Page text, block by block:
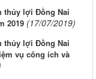
thủy lợi Đồng Nai
2019 (17/07/2019)
thủy lợi Đồng Nai
vụ công ích và